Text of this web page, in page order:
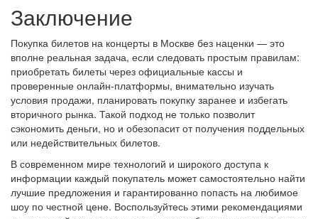
Заключение
Покупка билетов на концерты в Москве без наценки — это
вполне реальная задача, если следовать простым правилам:
приобретать билеты через официальные кассы и
проверенные онлайн-платформы, внимательно изучать
условия продажи, планировать покупку заранее и избегать
вторичного рынка. Такой подход не только позволит
сэкономить деньги, но и обезопасит от получения поддельных
или недействительных билетов.
В современном мире технологий и широкого доступа к
информации каждый покупатель может самостоятельно найти
лучшие предложения и гарантированно попасть на любимое
шоу по честной цене. Воспользуйтесь этими рекомендациями